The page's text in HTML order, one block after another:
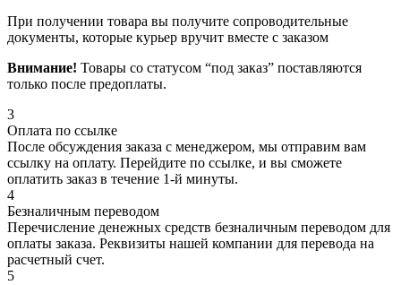
При получении товара вы получите сопроводительные
документы, которые курьер вручит вместе с заказом
Внимание! Товары со статусом “под заказ” поставляются
только после предоплаты.
3
Оплата по ссылке
После обсуждения заказа с менеджером, мы отправим вам
ссылку на оплату. Перейдите по ссылке, и вы сможете
оплатить заказ в течение 1-й минуты.
4
Безналичным переводом
Перечисление денежных средств безналичным переводом для
оплаты заказа. Реквизиты нашей компании для перевода на
расчетный счет.
5